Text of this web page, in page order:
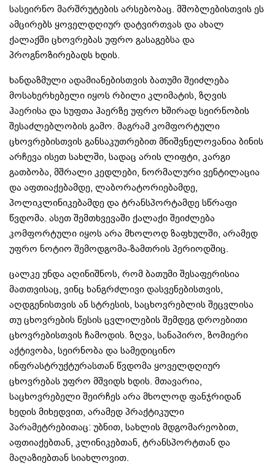
სასეირნო მარშრუტების არსებობაც. მშობლებისთვის ეს
ამცირებს ყოველდღიურ დატვირთვას და ახალ
ქალაქში ცხოვრებას უფრო გასაგებსა და
პროგნოზირებადს ხდის.
ხანდაზმული ადამიანებისთვის ბათუმი შეიძლება
მოსახერხებელი იყოს რბილი კლიმატის, ზღვის
ჰაერისა და სუფთა ჰაერზე უფრო ხშირად სეირნობის
შესაძლებლობის გამო. მაგრამ კომფორტული
ცხოვრებისთვის განსაკუთრებით მნიშვნელოვანია ბინის
არჩევა ისეთ სახლში, სადაც არის ლიფტი, კარგი
გათბობა, მშრალი კედლები, ნორმალური ვენტილაცია
და აფთიაქებამდე, ლაბორატორიებამდე,
პოლიკლინიკებამდე და ტრანსპორტამდე სწრაფი
წვდომა. ასეთ შემთხვევაში ქალაქი შეიძლება
კომფორტული იყოს არა მხოლოდ ზაფხულში, არამედ
უფრო ნოტიო შემოდგომა-ზამთრის პერიოდშიც.
ცალკე უნდა აღინიშნოს, რომ ბათუმი შესაფერისია
მათთვისაც, ვინც ხანგრძლივი დასვენებისთვის,
აღდგენისთვის ან სტრესის, საცხოვრებლის შეცვლისა
თუ ცხოვრების წესის ცვლილების შემდეგ დროებითი
ცხოვრებისთვის ჩამოდის. ზღვა, სანაპირო, ზომიერი
აქტივობა, სეირნობა და სამედიცინო
ინფრასტრუქტურასთან წვდომა ყოველდღიურ
ცხოვრებას უფრო მშვიდს ხდის. მთავარია,
საცხოვრებელი შეირჩეს არა მხოლოდ ფანჯრიდან
ხედის მიხედვით, არამედ პრაქტიკული
პარამეტრებითაც: უბნით, სახლის მდგომარეობით,
აფთიაქებთან, კლინიკებთან, ტრანსპორტთან და
მაღაზიებთან სიახლოვით.